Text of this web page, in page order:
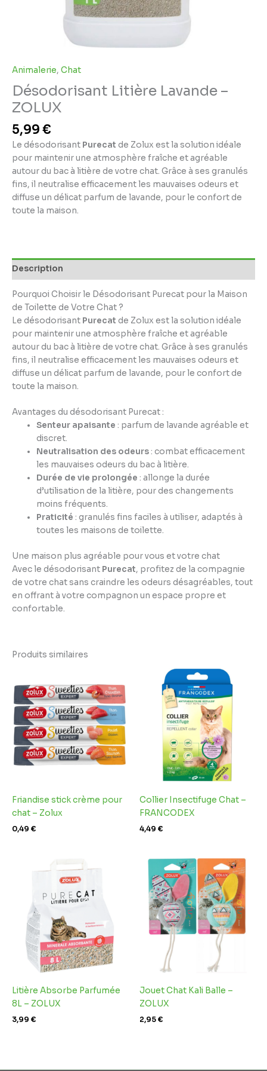
Animalerie, Chat
Désodorisant Litière Lavande –
ZOLUX
5,99€
Le désodorisant Purecat de Zolux est la solution idéale
pour maintenir une atmosphère fraîche et agréable
autour du bac à litière de votre chat. Grâce à ses granulés
fins, il neutralise efficacement les mauvaises odeurs et
diffuse un délicat parfum de lavande, pour le confort de
toute la maison.
Description
Pourquoi Choisir le Désodorisant Purecat pour la Maison
de Toilette de Votre Chat ?
Le désodorisant Purecat de Zolux est la solution idéale
pour maintenir une atmosphère fraîche et agréable
autour du bac à litière de votre chat. Grâce à ses granulés
fins, il neutralise efficacement les mauvaises odeurs et
diffuse un délicat parfum de lavande, pour le confort de
toute la maison.
Avantages du désodorisant Purecat :
Senteur apaisante : parfum de lavande agréable et
discret.
Neutralisation des odeurs: combat efficacement
les mauvaises odeurs du bac à litière.
Durée de vie prolongée : allonge la durée
d’utilisation de la litière, pour des changements
moins fréquents.
Praticité : granulés fins faciles à utiliser, adaptés à
toutes les maisons de toilette.
Une maison plus agréable pour vous et votre chat
Avec le désodorisant Purecat, profitez de la compagnie
de votre chat sans craindre les odeurs désagréables, tout
en offrant à votre compagnon un espace propre et
confortable.
Produits similaires
Friandise stick crème pour
chat – Zolux
0,49 €
Collier Insectifuge Chat –
FRANCODEX
4,49 €
Litière Absorbe Parfumée
8L – ZOLUX
3,99 €
Jouet Chat Kali Balle –
ZOLUX
2,95€